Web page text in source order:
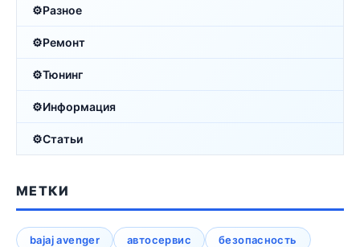
Разное
Ремонт
Тюнинг
Информация
Статьи
МЕТКИ
bajaj avenger автосервис
безопасность